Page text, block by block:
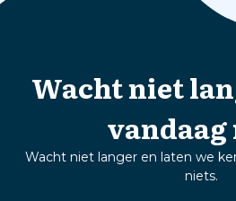
Wacht niet
vandaag
Wacht niet langer en laten we
niets.